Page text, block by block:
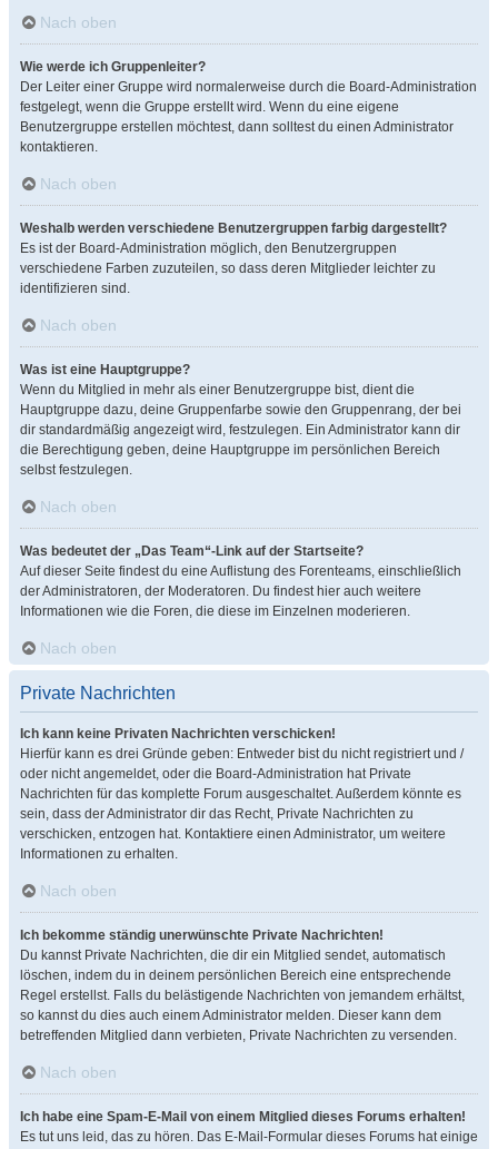
Nach oben
Wie werde ich Gruppenleiter?
Der Leiter einer Gruppe wird normalerweise durch die Board-Administration
festgelegt, wenn die Gruppe erstellt wird. Wenn du eine eigene
Benutzergruppe erstellen möchtest, dann solltest du einen Administrator
kontaktieren.
Nach oben
Weshalb werden verschiedene Benutzergruppen farbig dargestellt?
Es ist der Board-Administration möglich, den Benutzergruppen
verschiedene Farben zuzuteilen, so dass deren Mitglieder leichter zu
identifizieren sind.
Nach oben
Was ist eine Hauptgruppe?
Wenn du Mitglied in mehr als einer Benutzergruppe bist, dient die
Hauptgruppe dazu, deine Gruppenfarbe sowie den Gruppenrang, der bei
dir standardmäßig angezeigt wird, festzulegen. Ein Administrator kann dir
die Berechtigung geben, deine Hauptgruppe im persönlichen Bereich
selbst festzulegen.
Nach oben
Was bedeutet der „Das Team“-Link auf der Startseite?
Auf dieser Seite findest du eine Auflistung des Forenteams, einschließlich
der Administratoren, der Moderatoren. Du findest hier auch weitere
Informationen wie die Foren, die diese im Einzelnen moderieren.
Nach oben
Private Nachrichten
Ich kann keine Privaten Nachrichten verschicken!
Hierfür kann es drei Gründe geben: Entweder bist du nicht registriert und /
oder nicht angemeldet, oder die Board-Administration hat Private
Nachrichten für das komplette Forum ausgeschaltet. Außerdem könnte es
sein, dass der Administrator dir das Recht, Private Nachrichten zu
verschicken, entzogen hat. Kontaktiere einen Administrator, um weitere
Informationen zu erhalten.
Nach oben
Ich bekomme ständig unerwünschte Private Nachrichten!
Du kannst Private Nachrichten, die dir ein Mitglied sendet, automatisch
löschen, indem du in deinem persönlichen Bereich eine entsprechende
Regel erstellst. Falls du belästigende Nachrichten von jemandem erhältst,
so kannst du dies auch einem Administrator melden. Dieser kann dem
betreffenden Mitglied dann verbieten, Private Nachrichten zu versenden.
Nach oben
Ich habe eine Spam-E-Mail von einem Mitglied dieses Forums erhalten!
Es tut uns leid, das zu hören. Das E-Mail-Formular dieses Forums hat einige